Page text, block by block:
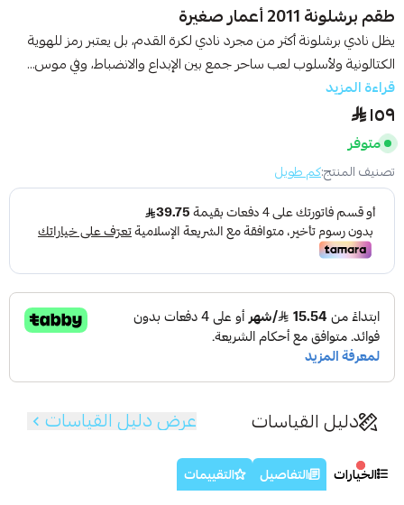
طقم برشلونة 2011 أعمار صغيرة
يظل نادي برشلونة أكثر من مجرد نادي لكرة القدم، بل يعتبر رمز للهوية
الكتالونية ولأسلوب لعب ساحر جمع بين الإبداع والانضباط، وفي موس...
قراءة المزيد
١٥٩
متوفر
تصنيف المنتج:كم طويل
دليل القياسات عرض دليل القياسات
الخيارات التفاصيل
التقييمات